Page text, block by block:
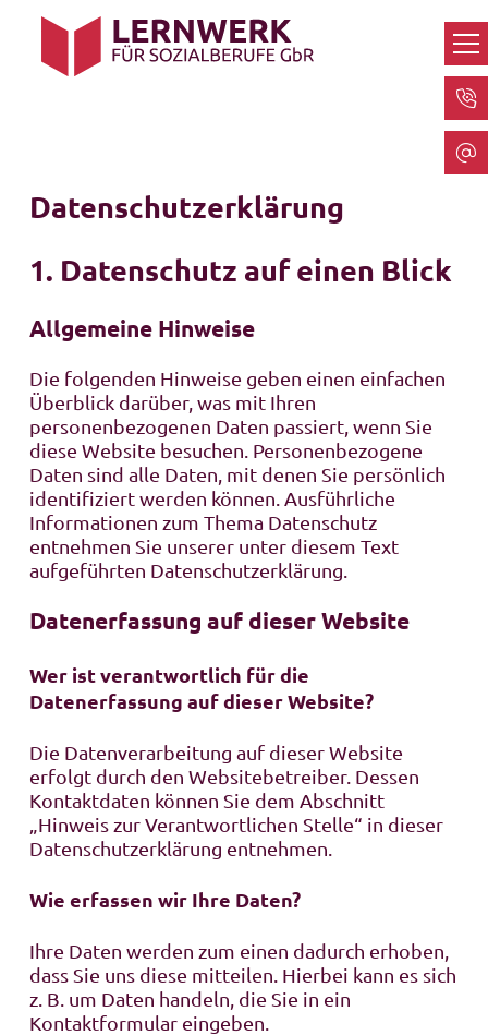
Datenschutz­erklärung
1. Datenschutz auf einen Blick
Allgemeine Hinweise
Die folgenden Hinweise geben einen einfachen
Überblick darüber, was mit Ihren
personenbezogenen Daten passiert, wenn Sie
diese Website besuchen. Personenbezogene
Daten sind alle Daten, mit denen Sie persönlich
identifiziert werden können. Ausführliche
Informationen zum Thema Datenschutz
entnehmen Sie unserer unter diesem Text
aufgeführten Datenschutzerklärung.
Datenerfassung auf dieser Website
Wer ist verantwortlich für die
Datenerfassung auf dieser Website?
Die Datenverarbeitung auf dieser Website
erfolgt durch den Websitebetreiber. Dessen
Kontaktdaten können Sie dem Abschnitt
„Hinweis zur Verantwortlichen Stelle“ in dieser
Datenschutzerklärung entnehmen.
Wie erfassen wir Ihre Daten?
Ihre Daten werden zum einen dadurch erhoben,
dass Sie uns diese mitteilen. Hierbei kann es sich
z. B. um Daten handeln, die Sie in ein
Kontaktformular eingeben.